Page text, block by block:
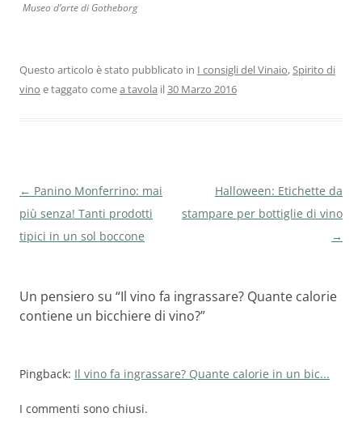
Museo d’arte di Gotheborg
Questo articolo è stato pubblicato in I consigli del Vinaio,Spirito di
vino e taggato comea tavola il30 Marzo 2016
Navigazione
articolo
← Panino Monferrino: mai
più senza! Tanti prodotti
tipici in un sol boccone
Halloween: Etichette da
stampare per bottiglie di vino
→
Un pensiero su “Il vino fa ingrassare? Quante calorie
contiene un bicchiere di vino?”
Pingback: Il vino fa ingrassare? Quante calorie in un bic...
I commenti sono chiusi.